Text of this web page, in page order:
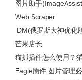
图片助手
Web Scraper
IDM(俄罗斯大神优化
芒果店长
猫抓插件怎么使用？
Eagle插件:图片管理